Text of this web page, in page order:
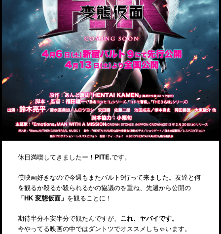
休日満喫してきましたー！ PITE.です。
僕映画好きなので今週もまたバルト9行って来ました。友達と何
を観るか殺るか殺られるかの協議のを重ね、先週から公開の
「HK 変態仮面」 を観ることに！
期待半分不安半分で観たんですが、 これ、ヤバイです。
今やってる映画の中ではダントツでオススメしちゃいます。